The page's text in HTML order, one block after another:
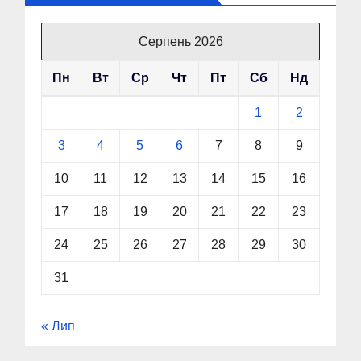
Серпень 2026
Пн Вт Ср Чт Пт Сб Нд
1 2
3 4 5 6 7 8 9
10 11 12 13 14 15 16
17 18 19 20 21 22 23
24 25 26 27 28 29 30
31
« Лип